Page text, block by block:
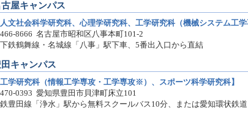
屋キャンパス
文社会科学研究科、心理学研究科、工学研究科（機械システム工
8666 名古屋市昭和区八事本町101-2
鉄鶴舞線・名城線「八事」駅下車、5番出入口から直結
キャンパス
学研究科（情報工学専攻・工学専攻※）、スポーツ科学研究科】
0393 愛知県豊田市貝津町床立101
豊田線「浄水」駅から無料スクールバス10分、または愛知環状鉄